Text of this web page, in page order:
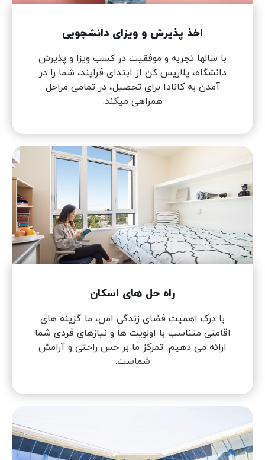
اخذ پذیرش و ویزای دانشجویی
با سالها تجربه و موفقیت در کسب ویزا و پذیرش
دانشگاه، پلاریس کن از ابتدای فرایند، شما را در
آمدن به کانادا برای تحصیل، در تمامی مراحل
همراهی میکند.
راه حل های اسکان
با درک اهمیت فضای زندگی امن، ما گزینه های
اقامتی متناسب با اولویت ها و نیازهای فردی شما
ارائه می دهیم. تمرکز ما بر حس راحتی و آرامش
شماست.